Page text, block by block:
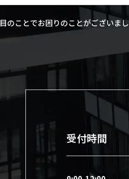
目のことでお困りのことがございま
受付時間